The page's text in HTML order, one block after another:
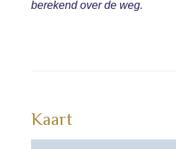
berekend over de weg.
Kaart